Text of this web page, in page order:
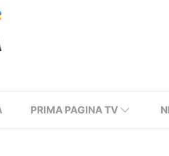
PRIMA PAGINA TV